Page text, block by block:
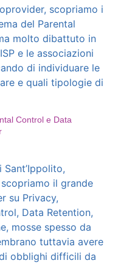
scopriamo i
del Parental
molto dibattuto in
e le associazioni
di individuare le
e quali tipologie di
Control e Data
Sant’Ippolito,
il grande
su Privacy,
Data Retention,
mosse spesso da
tuttavia avere
obblighi difficili da